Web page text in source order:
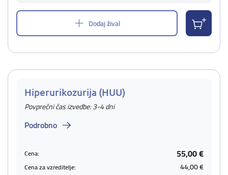
Dodaj žival
Hiperurikozurija (HUU)
Povprečni čas izvedbe: 3-4 dni
Podrobno
Cena: 55,00 €
Cena za vzreditelje: 44,00 €